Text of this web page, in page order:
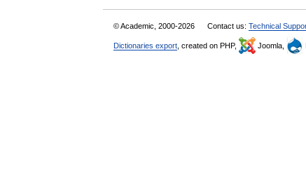
© Academic, 2000-2026 Contact us: Technical
Dictionaries export , created on PHP, Joomla,